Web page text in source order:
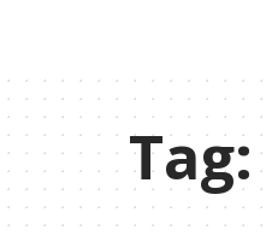
Tag: